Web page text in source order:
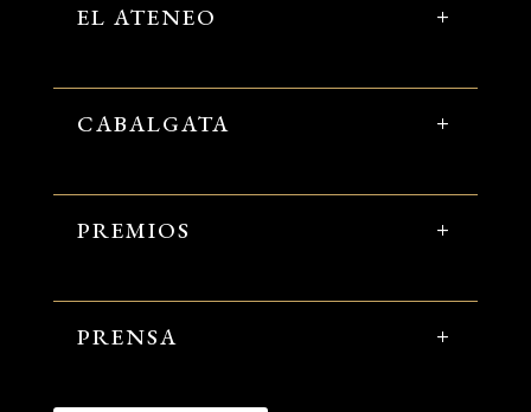
EL ATENEO
CABALGATA
PREMIOS
PRENSA